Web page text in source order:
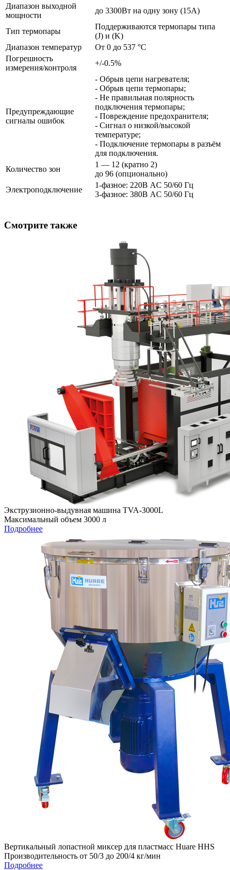
Диапазон выходной
мощности
до 3300Вт на одну зону (15А)
Тип термопары
Поддерживаются термопары типа
(J) и (K)
Диапазон температур
От 0 до 537 °C
Погрешность
измерения/контроля
+/-0.5%
Предупреждающие
сигналы ошибок
- Обрыв цепи нагревателя;
- Обрыв цепи термопары;
- Не правильная полярность
подключения термопары;
- Повреждение предохранителя;
- Сигнал о низкой/высокой
температуре;
- Подключение термопары в разъём
для подключения.
Количество зон
1 — 12 (кратно 2)
до 96 (опционально)
Электроподключение
1-фазное: 220В AC 50/60 Гц
3-фазное: 380В AC 50/60 Гц
Смотрите также
Экструзионно-выдувная машина TVA-3000L
Максимальный объем 3000 л
Подробнее
Вертикальный лопастной миксер для пластмасс Huare HHS
Производительность от 50/3 до 200/4 кг/мин
Подробнее